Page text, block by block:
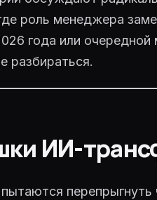
роль менеджера
года или
разбираться.
ИИ-